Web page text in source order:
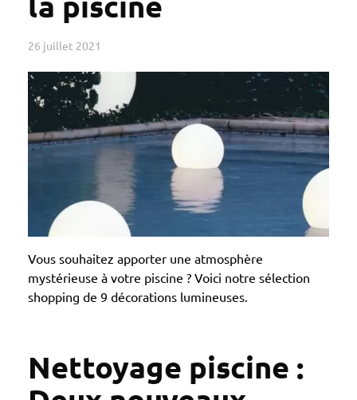
26 juillet 2021
Vous souhaitez apporter une atmosphère
mystérieuse à votre piscine ? Voici notre sélection
shopping de 9 décorations lumineuses.
Nettoyage piscine :